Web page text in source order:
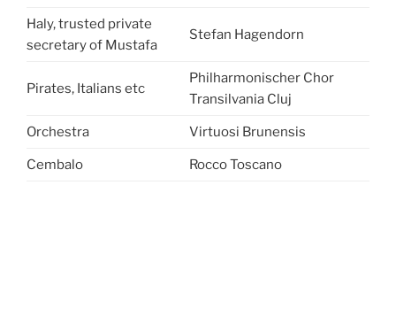
Haly, trusted private
secretary of Mustafa
Stefan Hagendorn
Pirates, Italians etc
Philharmonischer Chor
Transilvania Cluj
Orchestra Virtuosi Brunensis
Cembalo Rocco Toscano